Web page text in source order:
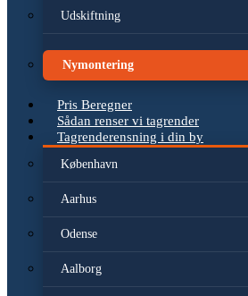
Udskiftning
Nymontering
Pris Beregner
Sådan renser vi tagrender
Tagrenderensning i din by
København
Aarhus
Odense
Aalborg